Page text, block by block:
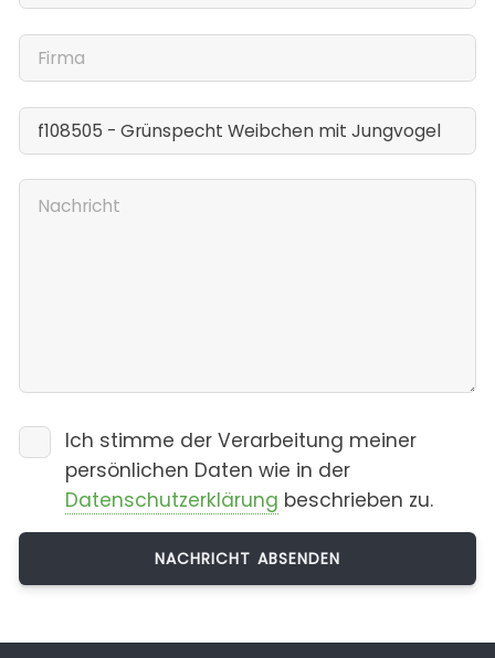
Ich stimme der Verarbeitung meiner
persönlichen Daten wie in der
Datenschutzerklärung beschrieben zu.